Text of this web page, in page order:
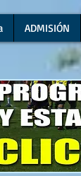
ADMISIÓN